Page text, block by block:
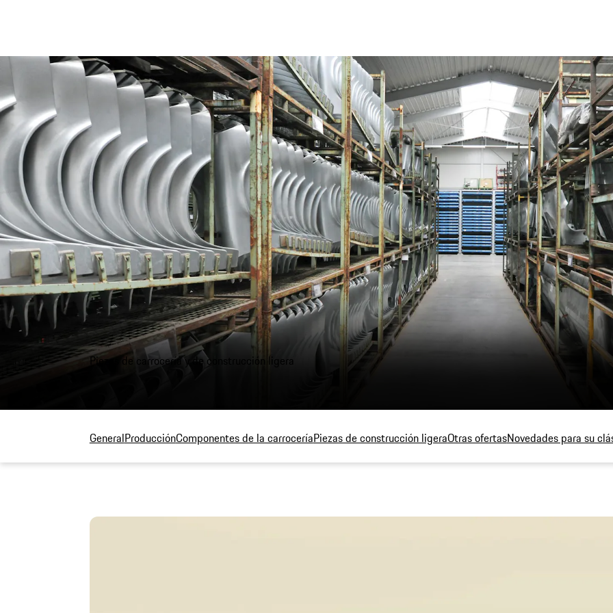
Piezas de carrocería y de construcción ligera
GeneralProducciónComponentes de la carroceríaPiezas de construcción ligeraOtras ofertasNovedades para su